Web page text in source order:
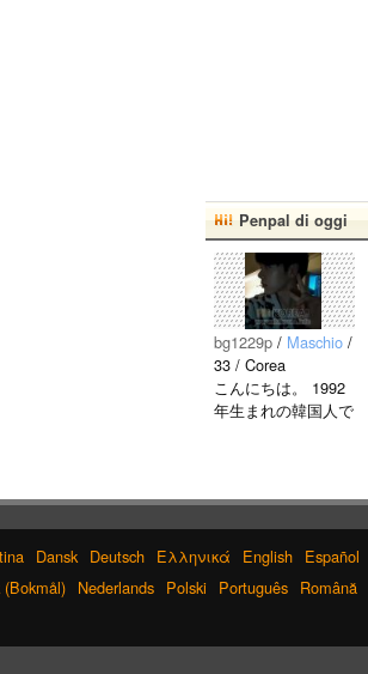
Penpal di oggi
bg1229p / Maschio/
33 / Corea
こんにちは。 1992
年生まれの韓国人で
興味を持ちました。
は文化や食べ物で
す。 特に街の雰囲
気が..
Dansk Deutsch Ελληνικά English Español
(Bokmål) Nederlands Polski Português Română